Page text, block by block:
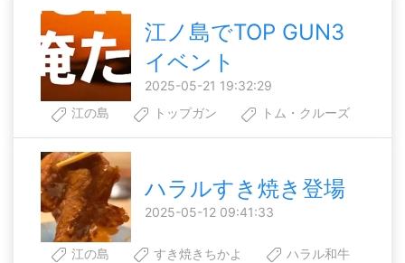
江ノ島でTOP GUN3
イベント
2025-05-21 19:32:29
江の島
トップガン トム・クルーズ
ハラルすき焼き登場
2025-05-12 09:41:33
江の島 すき焼きちかよ ハラル和牛